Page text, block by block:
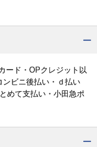
ード・OPクレジット以
ビニ後払い・ｄ払い
めて支払い・小田急ポ